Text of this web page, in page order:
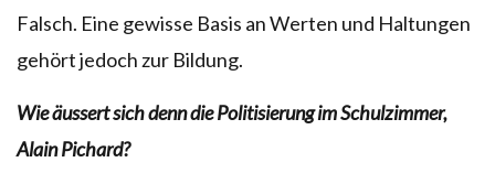
Falsch. Eine gewisse Basis an Werten und Haltungen
gehört jedoch zur Bildung.
Wie äussert sich denn die Politisierung im Schulzimmer,
Alain Pichard?